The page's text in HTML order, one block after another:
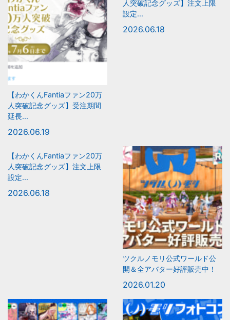
【わかくんFantiaファン20万
人突破記念グッズ】受注期間
延長...
2026.06.19
人突破記念グッズ】注文上限
設定...
2026.06.18
【わかくんFantiaファン20万
人突破記念グッズ】注文上限
設定...
2026.06.18
ツクルノモリ公式ワールド公
開＆全アバター好評販売中！
2026.01.20